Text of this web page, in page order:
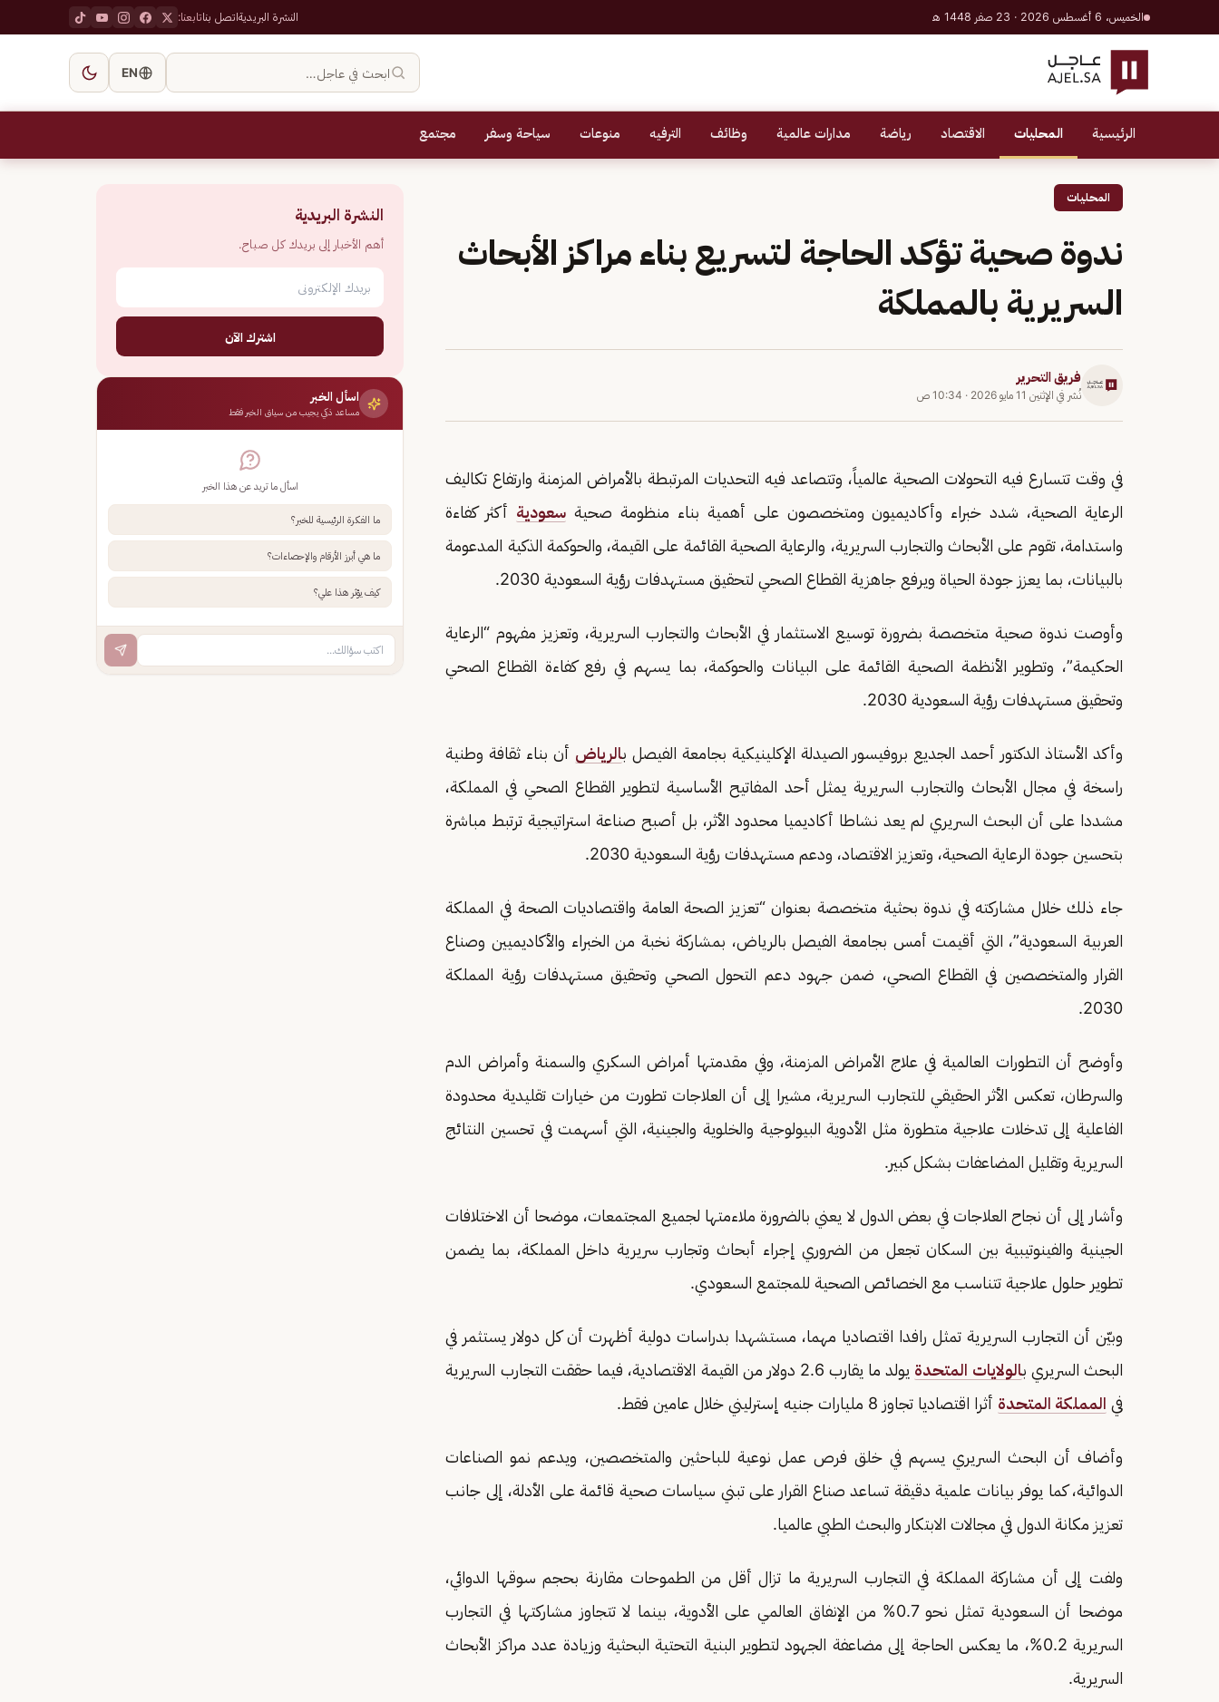
الخميس، 6 أغسطس 2026 · 23 صفر 1448 هـ النشرة البريديةاتصل بناتابعنا:
ابحث في عاجل… EN
الرئيسية المحليات الاقتصاد رياضة مدارات عالمية وظائف الترفيه منوعات سياحة وسفر مجتمع
المحليات
ندوة صحية تؤكد الحاجة لتسريع بناء مراكز الأبحاث
السريرية بالمملكة
فريق التحرير
نُشر في الإثنين 11 مايو 2026 · 10:34 ص
في وقت تتسارع فيه التحولات الصحية عالمياً، وتتصاعد فيه التحديات المرتبطة بالأمراض المزمنة وارتفاع تكاليف
الرعاية الصحية، شدد خبراء وأكاديميون ومتخصصون على أهمية بناء منظومة صحية سعودية أكثر كفاءة
واستدامة، تقوم على الأبحاث والتجارب السريرية، والرعاية الصحية القائمة على القيمة، والحوكمة الذكية المدعومة
بالبيانات، بما يعزز جودة الحياة ويرفع جاهزية القطاع الصحي لتحقيق مستهدفات رؤية السعودية 2030.
وأوصت ندوة صحية متخصصة بضرورة توسيع الاستثمار في الأبحاث والتجارب السريرية، وتعزيز مفهوم “الرعاية
الحكيمة”، وتطوير الأنظمة الصحية القائمة على البيانات والحوكمة، بما يسهم في رفع كفاءة القطاع الصحي
وتحقيق مستهدفات رؤية السعودية 2030.
وأكد الأستاذ الدكتور أحمد الجديع بروفيسور الصيدلة الإكلينيكية بجامعة الفيصل بالرياض أن بناء ثقافة وطنية
راسخة في مجال الأبحاث والتجارب السريرية يمثل أحد المفاتيح الأساسية لتطوير القطاع الصحي في المملكة،
مشددا على أن البحث السريري لم يعد نشاطا أكاديميا محدود الأثر، بل أصبح صناعة استراتيجية ترتبط مباشرة
بتحسين جودة الرعاية الصحية، وتعزيز الاقتصاد، ودعم مستهدفات رؤية السعودية 2030.
جاء ذلك خلال مشاركته في ندوة بحثية متخصصة بعنوان “تعزيز الصحة العامة واقتصاديات الصحة في المملكة
العربية السعودية”، التي أقيمت أمس بجامعة الفيصل بالرياض، بمشاركة نخبة من الخبراء والأكاديميين وصناع
القرار والمتخصصين في القطاع الصحي، ضمن جهود دعم التحول الصحي وتحقيق مستهدفات رؤية المملكة
2030.
وأوضح أن التطورات العالمية في علاج الأمراض المزمنة، وفي مقدمتها أمراض السكري والسمنة وأمراض الدم
والسرطان، تعكس الأثر الحقيقي للتجارب السريرية، مشيرا إلى أن العلاجات تطورت من خيارات تقليدية محدودة
الفاعلية إلى تدخلات علاجية متطورة مثل الأدوية البيولوجية والخلوية والجينية، التي أسهمت في تحسين النتائج
السريرية وتقليل المضاعفات بشكل كبير.
وأشار إلى أن نجاح العلاجات في بعض الدول لا يعني بالضرورة ملاءمتها لجميع المجتمعات، موضحا أن الاختلافات
الجينية والفينوتيبية بين السكان تجعل من الضروري إجراء أبحاث وتجارب سريرية داخل المملكة، بما يضمن
تطوير حلول علاجية تتناسب مع الخصائص الصحية للمجتمع السعودي.
وبيّن أن التجارب السريرية تمثل رافدا اقتصاديا مهما، مستشهدا بدراسات دولية أظهرت أن كل دولار يستثمر في
البحث السريري بالولايات المتحدة
يولد ما يقارب 2.6 دولار من القيمة الاقتصادية، فيما حققت التجارب السريرية
في المملكة المتحدة أثرا اقتصاديا تجاوز 8 مليارات جنيه إسترليني خلال عامين فقط.
وأضاف أن البحث السريري يسهم في خلق فرص عمل نوعية للباحثين والمتخصصين، ويدعم نمو الصناعات
الدوائية، كما يوفر بيانات علمية دقيقة تساعد صناع القرار على تبني سياسات صحية قائمة على الأدلة، إلى جانب
تعزيز مكانة الدول في مجالات الابتكار والبحث الطبي عالميا.
ولفت إلى أن مشاركة المملكة في التجارب السريرية ما تزال أقل من الطموحات مقارنة بحجم سوقها الدوائي،
موضحا أن السعودية تمثل نحو 0.7% من الإنفاق العالمي على الأدوية، بينما لا تتجاوز مشاركتها في التجارب
السريرية 0.2%، ما يعكس الحاجة إلى مضاعفة الجهود لتطوير البنية التحتية البحثية وزيادة عدد مراكز الأبحاث
السريرية.
النشرة البريدية
أهم الأخبار إلى بريدك كل صباح.
اشترك الآن
اسأل الخبر
مساعد ذكي يجيب من سياق الخبر فقط
اسأل ما تريد عن هذا الخبر
ما الفكرة الرئيسية للخبر؟
ما هي أبرز الأرقام والإحصاءات؟
كيف يؤثر هذا علي؟